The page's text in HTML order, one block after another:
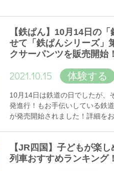
【鉄ぱん】10月14日の
せて「鉄ぱんシリーズ」
クサーパンツを販売開始
2021.10.15 体験する
10月14日は鉄道の日でしたが、
発進行！もお手伝いしている鉄
が発売開始されました！詳細をお
【JR四国】子どもが楽
列車おすすめランキング